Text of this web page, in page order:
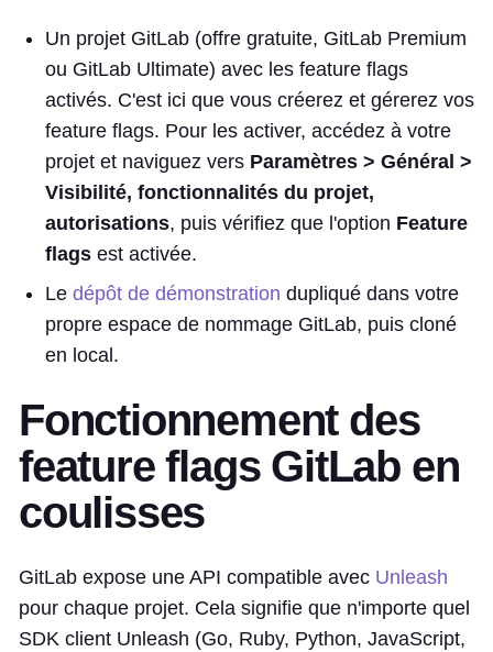
Un projet GitLab (offre gratuite, GitLab Premium
ou GitLab Ultimate) avec les feature flags
activés. C'est ici que vous créerez et gérerez vos
feature flags. Pour les activer, accédez à votre
projet et naviguez vers Paramètres > Général >
Visibilité, fonctionnalités du projet,
autorisations, puis vérifiez que l'option Feature
flags est activée.
Le dépôt de démonstration dupliqué dans votre
propre espace de nommage GitLab, puis cloné
en local.
Fonctionnement des
feature flags GitLab en
coulisses
GitLab expose une API compatible avec Unleash
pour chaque projet. Cela signifie que n'importe quel
SDK client Unleash (Go, Ruby, Python, JavaScript,